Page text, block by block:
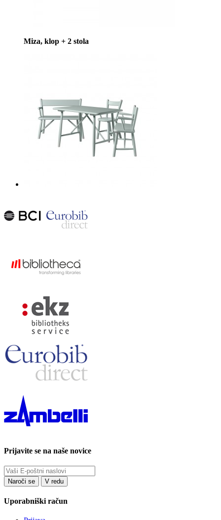
Miza, klop + 2 stola
Prijavite se na naše novice
Uporabniški račun